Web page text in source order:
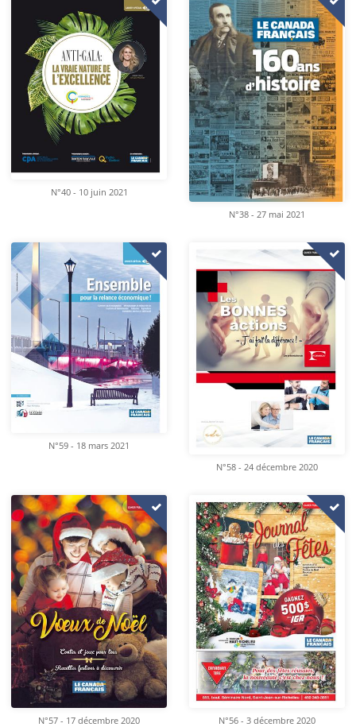
N°40 - 10 juin 2021
N°38 - 27 mai 2021
N°59 - 18 mars 2021
N°58 - 24 décembre 2020
N°57 - 17 décembre 2020 N°56 - 3 décembre 2020